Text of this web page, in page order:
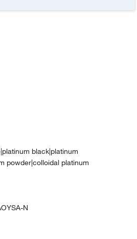
black|platinum
powder|colloidal platinum
N